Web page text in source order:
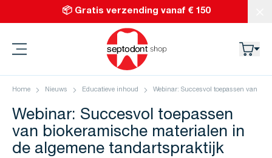
Ga naar de inhoud📦 Gratis verzending vanaf € 150
Septodont
Home Nieuws Educatieve inhoud Webinar: Succesvol toepassen van
Webinar: Succesvol toepassen
van biokeramische materialen in
de algemene tandartspraktijk